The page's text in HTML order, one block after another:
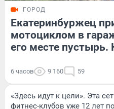
ГОРОД
Екатеринбуржец
мотоциклом в
его месте
6 часов 9 160 59
«Здесь идут к цели». Эта
фитнес-клубов уже 12 лет